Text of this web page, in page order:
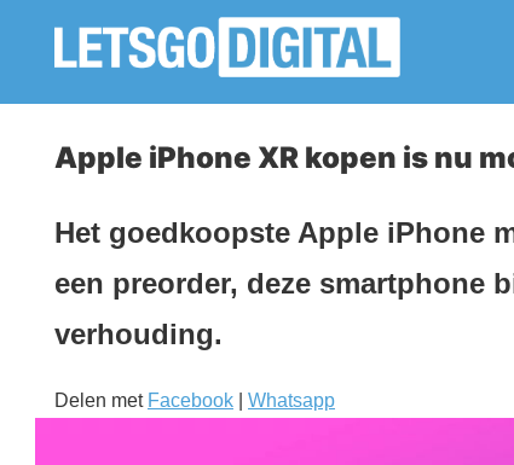
Apple iPhone XR kopen is nu
Het goedkoopste Apple iPhone
een preorder, deze smartphone
verhouding.
Delen met Facebook Whatsapp